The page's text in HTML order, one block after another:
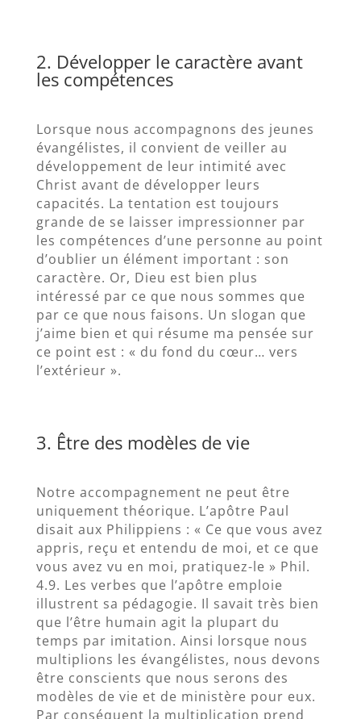
2. Développer le caractère avant
les compétences
Lorsque nous accompagnons des jeunes
évangélistes, il convient de veiller au
développement de leur intimité avec
Christ avant de développer leurs
capacités. La tentation est toujours
grande de se laisser impressionner par
les compétences d’une personne au point
d’oublier un élément important : son
caractère. Or, Dieu est bien plus
intéressé par ce que nous sommes que
par ce que nous faisons. Un slogan que
j’aime bien et qui résume ma pensée sur
ce point est : « du fond du cœur… vers
l’extérieur ».
3. Être des modèles de vie
Notre accompagnement ne peut être
uniquement théorique. L’apôtre Paul
disait aux Philippiens : « Ce que vous avez
appris, reçu et entendu de moi, et ce que
vous avez vu en moi, pratiquez-le » Phil.
4.9. Les verbes que l’apôtre emploie
illustrent sa pédagogie. Il savait très bien
que l’être humain agit la plupart du
temps par imitation. Ainsi lorsque nous
multiplions les évangélistes, nous devons
être conscients que nous serons des
modèles de vie et de ministère pour eux.
Par conséquent la multiplication prend